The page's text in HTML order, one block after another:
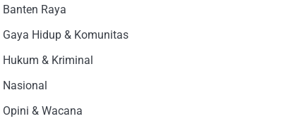
Banten Raya
Gaya Hidup & Komunitas
Hukum & Kriminal
Nasional
Opini & Wacana